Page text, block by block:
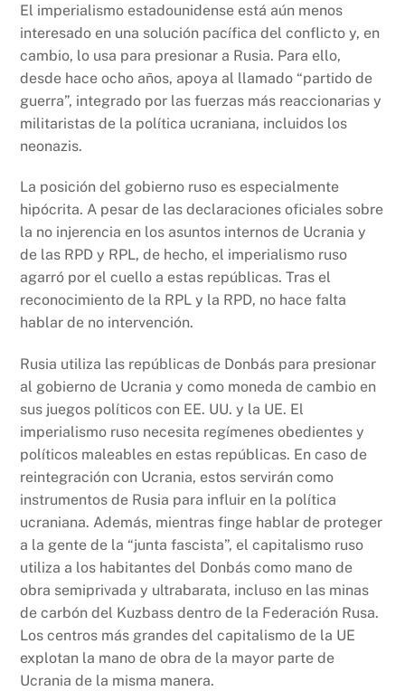
El imperialismo estadounidense está aún menos
interesado en una solución pacífica del conflicto y, en
cambio, lo usa para presionar a Rusia. Para ello,
desde hace ocho años, apoya al llamado “partido de
guerra”, integrado por las fuerzas más reaccionarias y
militaristas de la política ucraniana, incluidos los
neonazis.
La posición del gobierno ruso es especialmente
hipócrita. A pesar de las declaraciones oficiales sobre
la no injerencia en los asuntos internos de Ucrania y
de las RPD y RPL, de hecho, el imperialismo ruso
agarró por el cuello a estas repúblicas. Tras el
reconocimiento de la RPL y la RPD, no hace falta
hablar de no intervención.
Rusia utiliza las repúblicas de Donbás para presionar
al gobierno de Ucrania y como moneda de cambio en
sus juegos políticos con EE. UU. y la UE. El
imperialismo ruso necesita regímenes obedientes y
políticos maleables en estas repúblicas. En caso de
reintegración con Ucrania, estos servirán como
instrumentos de Rusia para influir en la política
ucraniana. Además, mientras finge hablar de proteger
a la gente de la “junta fascista”, el capitalismo ruso
utiliza a los habitantes del Donbás como mano de
obra semiprivada y ultrabarata, incluso en las minas
de carbón del Kuzbass dentro de la Federación Rusa.
Los centros más grandes del capitalismo de la UE
explotan la mano de obra de la mayor parte de
Ucrania de la misma manera.